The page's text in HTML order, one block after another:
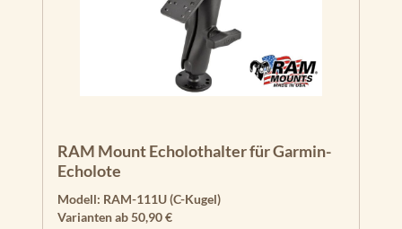
RAM Mount Echolothalter für Garmin-
Echolote
Modell: RAM-111U (C-Kugel)
Varianten ab50,90 €